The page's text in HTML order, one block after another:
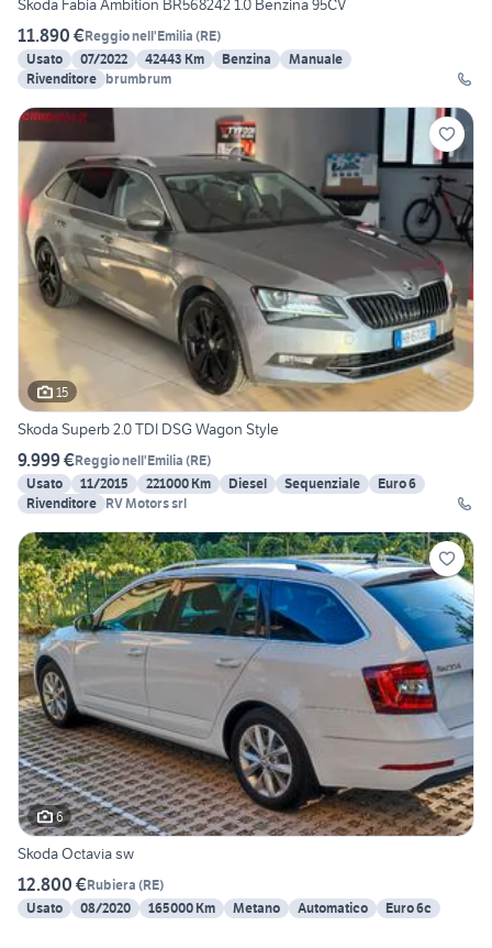
Skoda Fabia Ambition BR568242 1.0 Benzina 95CV
11.890 €Reggio nell'Emilia (RE)
Usato
07/2022 42443 Km Benzina
Manuale
Rivenditore brumbrum
15
Skoda Superb 2.0 TDI DSG Wagon Style
9.999 €Reggio nell'Emilia (RE)
Usato
11/2015 221000 Km Diesel Sequenziale
Euro 6
Rivenditore RV Motors srl
6
Skoda Octavia sw
12.800 €Rubiera (RE)
Usato
08/2020 165000 Km Metano Automatico Euro 6c